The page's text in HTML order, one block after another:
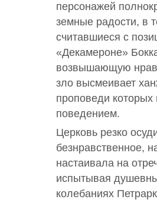
персонажей
земные радости, в
считавшиеся с
«Декамероне»
возвышающую
зло высмеивает
проповеди которых
поведением.
Церковь резко
безнравственное,
настаивала на
испытывая
колебаниях